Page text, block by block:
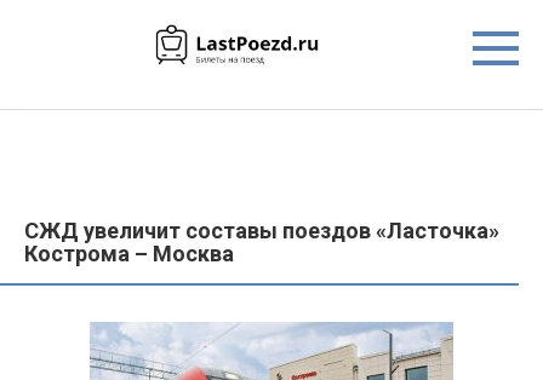
СЖД увеличит составы поездов «Ласточка»
Кострома – Москва